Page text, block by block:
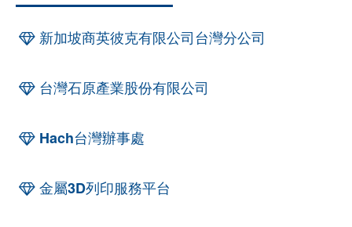
新加坡商英彼克有限公司台灣分公司
台灣石原產業股份有限公司
Hach台灣辦事處
金屬3D列印服務平台